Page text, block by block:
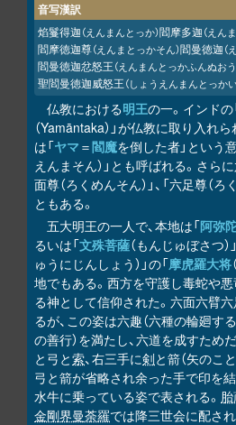
音写漢訳
焰鬘得迦（えんまんとっか）閻摩多迦（えん
閻摩徳迦尊（えんまとっかそん）閻曼徳迦（
閻曼徳迦忿怒王（えんまんとっかふんぬおう
聖閻曼徳迦威怒王（しょうえんまんとっか
仏教における明王の一。インドの
（Yamāntaka）」が仏教に取り入れ
は「ヤマ ＝閻魔を倒した者」という
えんまそん）」とも呼ばれる。さら
面尊（ろくめんそん）」、「六足尊（
ともある。
五大明王の一人で、本地は「阿弥
るいは「文殊菩薩（もんじゅぼさつ）
ゅうにじんしょう）」の「摩虎羅大将
地でもある。西方を守護し毒蛇や
る神として信仰された。六面六臂
るが、この姿は六趣（六種の輪廻す
の善行）を満たし、六道を成すため
と弓と索、右三手に剣と箭（矢のこ
弓と箭が省略され余った手で印を
水牛に乗っている姿で表される。
金剛界曼荼羅では降三世会に配され